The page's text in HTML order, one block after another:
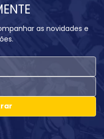
as novidades e